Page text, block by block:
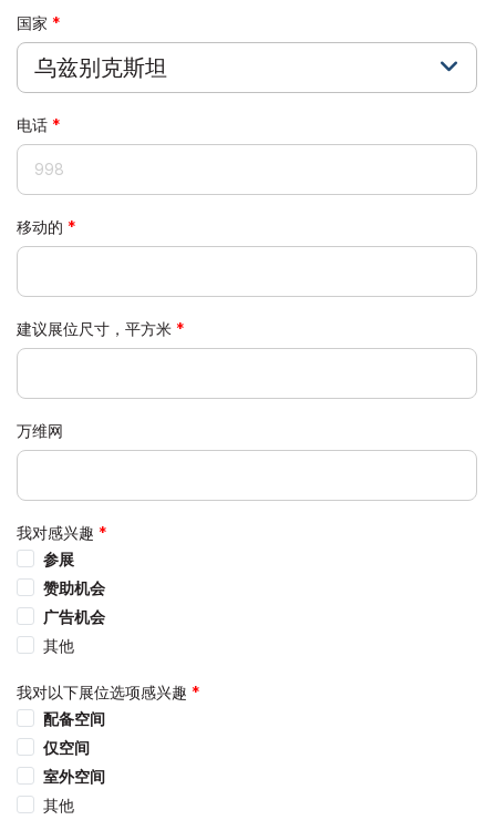
国家
乌兹别克斯坦
电话
移动的
建议展位尺寸，平方米
万维网
我对感兴趣
参展
赞助机会
广告机会
其他
我对以下展位选项感兴趣
配备空间
仅空间
室外空间
其他